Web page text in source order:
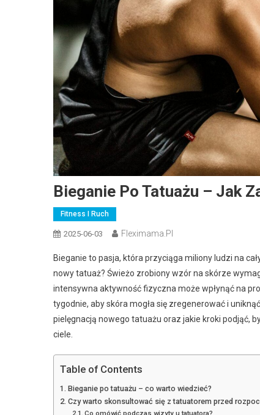
Bieganie Po Tatuażu – Jak
Fitness I Ruch
2025-06-03 Fleximama.pl
Bieganie to pasja, która przyciąga miliony ludzi na
nowy tatuaż? Świeżo zrobiony wzór na skórze
intensywna aktywność fizyczna może wpłynąć na
tygodnie, aby skóra mogła się zregenerować i
pielęgnacją nowego tatuażu oraz jakie kroki podjąć,
ciele.
Table of Contents
Bieganie po tatuażu – co warto wiedzieć?
Czy warto skonsultować się z tatuatorem przed
Co omówić podczas wizyty u tatuatora?